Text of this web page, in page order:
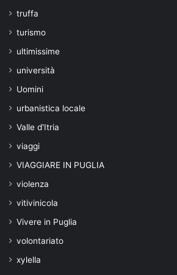
truffa
turismo
ultimissime
università
Uomini
urbanistica locale
Valle d'Itria
viaggi
VIAGGIARE IN PUGLIA
violenza
vitivinicola
Vivere in Puglia
volontariato
xylella